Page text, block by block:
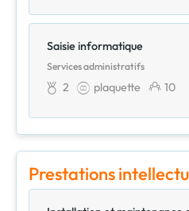
Saisie informatique
Services administratifs
2 plaquette 10
Prestations